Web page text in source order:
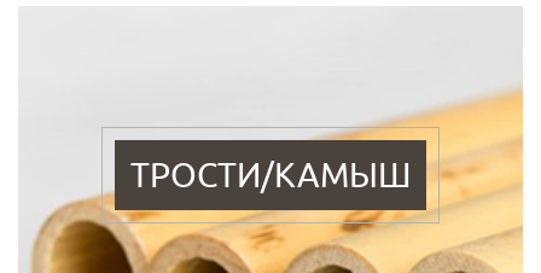
ТРОСТИ/КАМЫШ